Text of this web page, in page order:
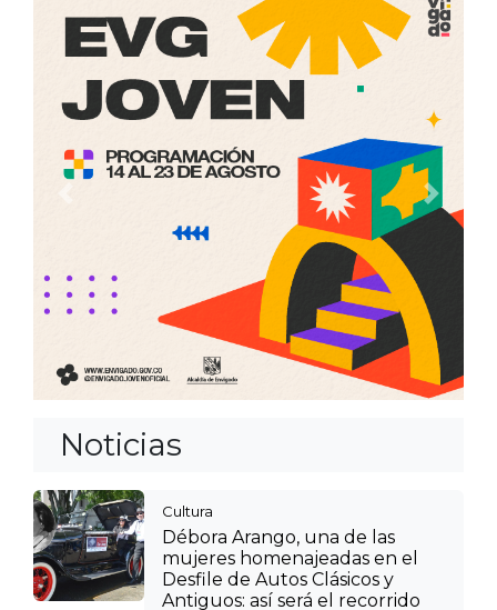
Noticias
Cultura
Débora Arango, una de las
mujeres homenajeadas en el
Desfile de Autos Clásicos y
Antiguos: así será el recorrido